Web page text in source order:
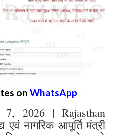
on WhatsApp
7, 2026 | Rajasthan
एवं नागरिक आपूर्ति मंत्री